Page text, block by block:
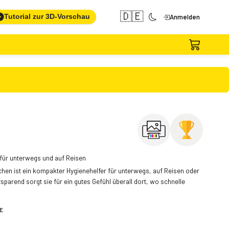
Tutorial zur 3D-Vorschau 🇩🇪 Anmelden
unterwegs und auf Reisen
ist ein kompakter Hygienehelfer für unterwegs, auf Reisen oder
sorgt sie für ein gutes Gefühl überall dort, wo schnelle